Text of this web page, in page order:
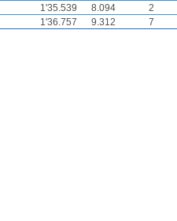
1'35.539 8.094 2
1'36.757 9.312 7